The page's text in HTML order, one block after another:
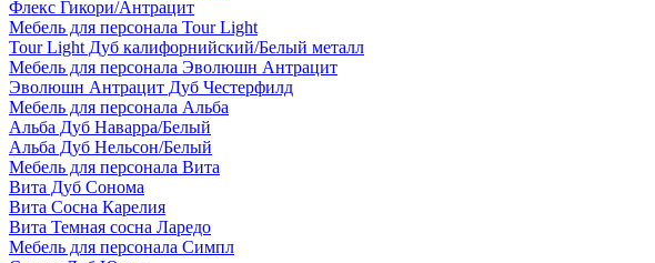
Флекс Гикори/Антрацит
Мебель для персонала Tour Light
Tour Light Дуб калифорнийский/Белый металл
Мебель для персонала Эволюшн Антрацит
Эволюшн Антрацит Дуб Честерфилд
Мебель для персонала Альба
Альба Дуб Наварра/Белый
Альба Дуб Нельсон/Белый
Мебель для персонала Вита
Вита Дуб Сонома
Вита Сосна Карелия
Вита Темная сосна Ларедо
Мебель для персонала Симпл